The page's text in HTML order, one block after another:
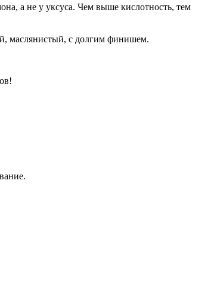
а не у уксуса. Чем выше кислотность, тем
маслянистый, с долгим финишем.